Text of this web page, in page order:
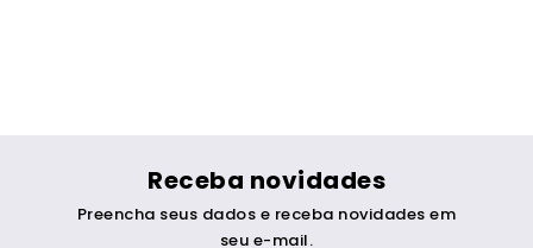
Receba novidades
Preencha seus dados e receba novidades em
seu e-mail.